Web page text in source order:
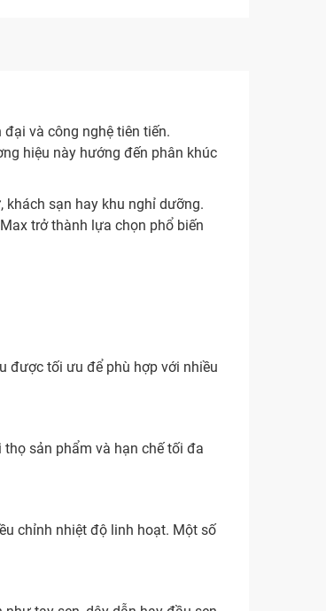
và công nghệ tiên tiến.
hiệu này hướng đến phân khúc
sạn hay khu nghỉ dưỡng.
trở thành lựa chọn phổ biến
được tối ưu để phù hợp với nhiều
sản phẩm và hạn chế tối đa
chỉnh nhiệt độ linh hoạt. Một số